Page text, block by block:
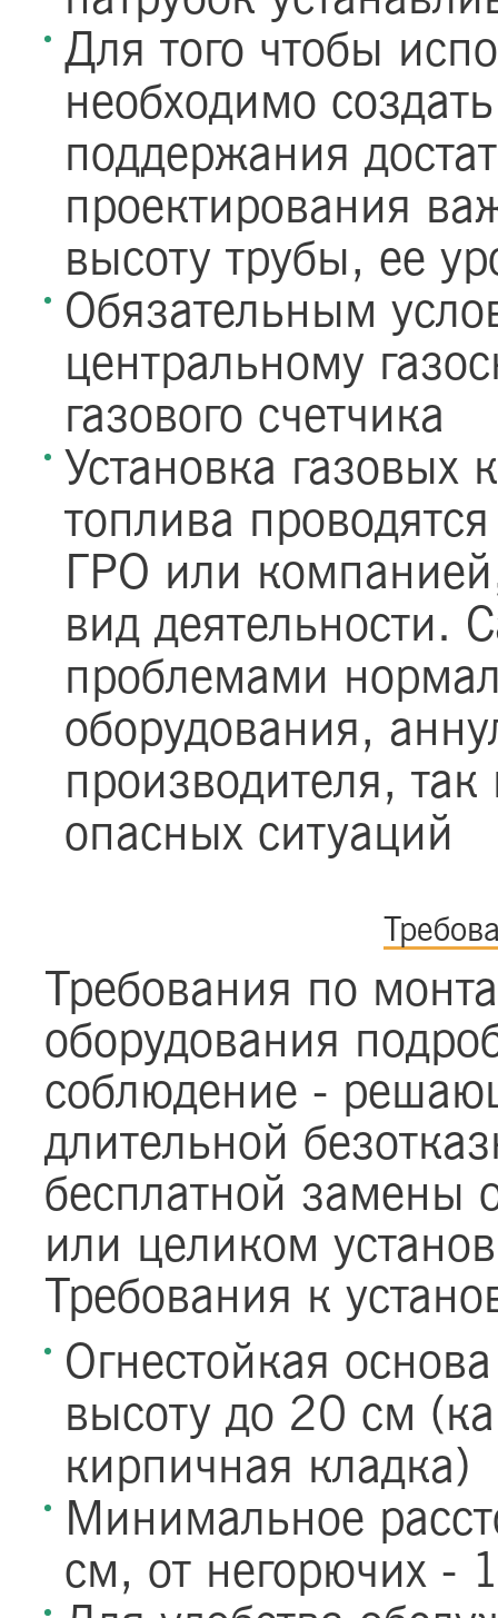
Для того чтобы
необходимо
поддержания
проектирования
высоту трубы, ее
Обязательным
центральному
газового счетчика
Установка газовых
топлива
ГРО или
вид деятельности.
проблемами
оборудования,
производителя,
опасных ситуаций
Требования по
оборудования
соблюдение -
длительной
бесплатной замены
или целиком
Требования к
Огнестойкая
высоту до 20 см
кирпичная кладка)
Минимальное
см, от негорючих -